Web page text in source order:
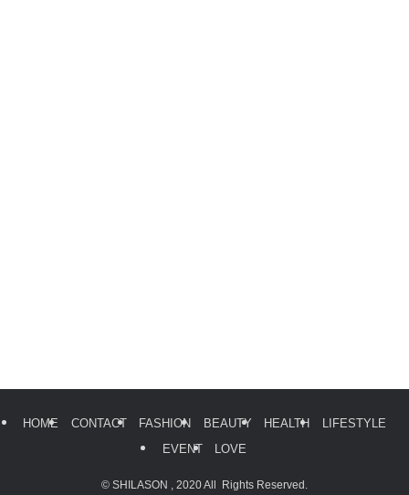
HOME CONTACT FASHION BEAUTY HEALTH
LIFESTYLE
EVENT
LOVE
© SHILASON , 2020 All Rights Reserved.